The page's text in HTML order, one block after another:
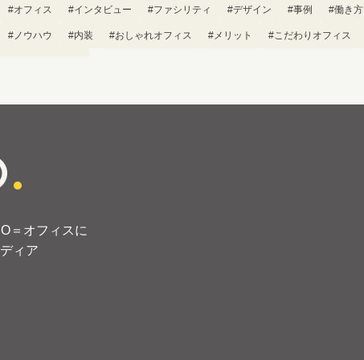
#オフィス #インタビュー #ファシリティ #デザイン #事例 #働き方
#ノウハウ #内装 #おしゃれオフィス #メリット #こだわりオフィス
＝オフィスに
ィア